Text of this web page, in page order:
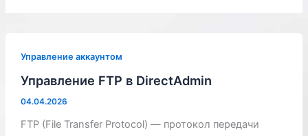
Управление аккаунтом
Управление FTP в DirectAdmin
04.04.2026
FTP (File Transfer Protocol) — протокол передачи